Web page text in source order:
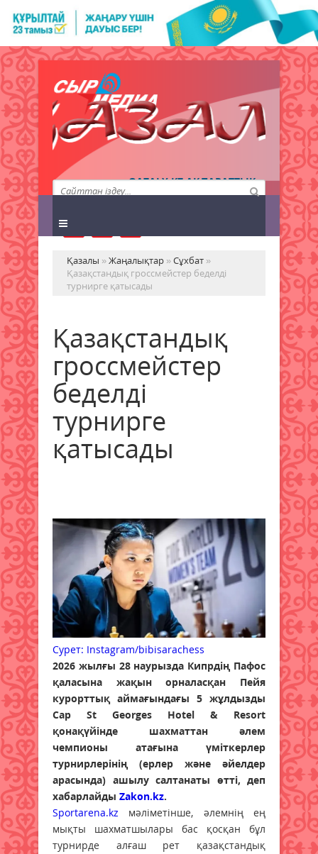
QAZALY.KZ АҚПАРАТТЫҚ
АГЕНТТІГІ
Қазалы »Жаңалықтар »Сұхбат »
Қазақстандық гроссмейстер беделді
турнирге қатысады
Қазақстандық
гроссмейстер
беделді
турнирге
қатысады
Сурет: Instagram/bibisarachess
2026 жылғы 28 наурызда Кипрдің Пафос
қаласына жақын орналасқан Пейя
курорттық аймағындағы 5 жұлдызды
Cap St Georges Hotel & Resort
қонақүйінде шахматтан әлем
чемпионы атағына үміткерлер
турнирлерінің (ерлер және әйелдер
арасында) ашылу салтанаты өтті, деп
хабарлайды Zakon.kz.
Sportarena.kz мәліметінше, әлемнің ең
мықты шахматшылары бас қосқан бұл
турнирде алғаш рет қазақстандық